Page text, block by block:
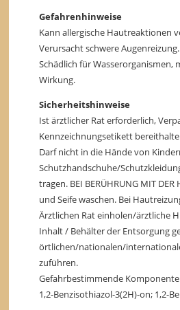
Gefahrenhinweise
Kann allergische Hautreaktionen
Verursacht schwere Augenreizung.
Schädlich für Wasserorganismen,
Wirkung.
Sicherheitshinweise
Ist ärztlicher Rat erforderlich,
Kennzeichnungsetikett
Darf nicht in die Hände von
Schutzhandschuhe/
tragen. BEI BERÜHRUNG MIT
und Seife waschen. Bei
Ärztlichen Rat einholen/ärztliche
Inhalt / Behälter der Entsorgung
örtlichen/nationalen/
zuführen.
Gefahrbestimmende
1,2-Benzisothiazol-3(2H)-on; 1,2-